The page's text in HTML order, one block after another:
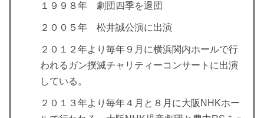
１９９８年 劇団四季を退団
２００５年 松井誠公演に出演
２０１２年より毎年９月に横浜関内ホールで行
われるガン撲滅チャリティーコンサートに出演
している。
２０１３年より毎年４月と８月に大阪NHKホー